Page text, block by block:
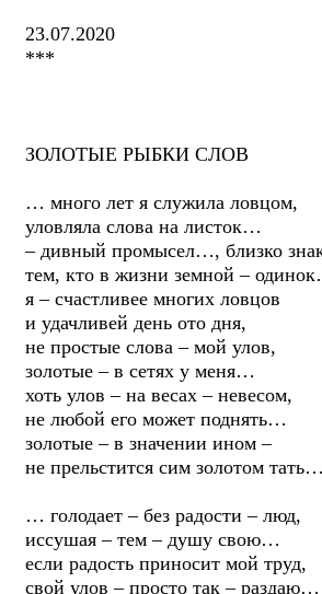
23.07.2020
***
ЗОЛОТЫЕ РЫБКИ СЛОВ
… много лет я служила ловцом,
уловляла слова на листок…
– дивный промысел…, близко
тем, кто в жизни земной –
я – счастливее многих ловцов
и удачливей день ото дня,
не простые слова – мой улов,
золотые – в сетях у меня…
хоть улов – на весах – невесом,
не любой его может поднять…
золотые – в значении ином –
не прельстится сим золотом тать…
… голодает – без радости – люд,
иссушая – тем – душу свою…
если радость приносит мой труд,
свой улов – просто так – раздаю…